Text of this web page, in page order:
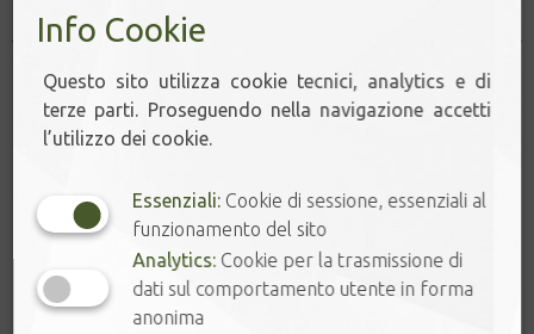
Info Cookie
Questo sito utilizza cookie tecnici, analytics e di
terze parti. Proseguendo nella navigazione accetti
l’utilizzo dei cookie.
Essenziali: Cookie di sessione, essenziali al
funzionamento del sito
Analytics: Cookie per la trasmissione di
dati sul comportamento utente in forma
anonima